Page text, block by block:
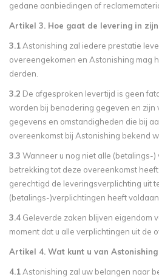
gedane aanbiedingen of
Artikel 3. Hoe gaat de levering in
3.1 Astonishing zal iedere prestatie
overeengekomen en Astonishing mag
derden.
3.2 De afgesproken levertijd is geen
worden bij benadering gegeven en zijn
gegevens en omstandigheden die bij
overeenkomst bij Astonishing bekend
3.3 Wanneer u nog niet alle (betalings-
betrekking tot deze overeenkomst
gerechtigd de leveringsverplichting uit
(betalings-)verplichtingen heeft voldaan.
3.4 Geleverde zaken blijven eigendom
moment dat u alle verplichtingen uit de
Artikel 4. Wat kunt u van
4.1 Astonishing zal uw belangen naar